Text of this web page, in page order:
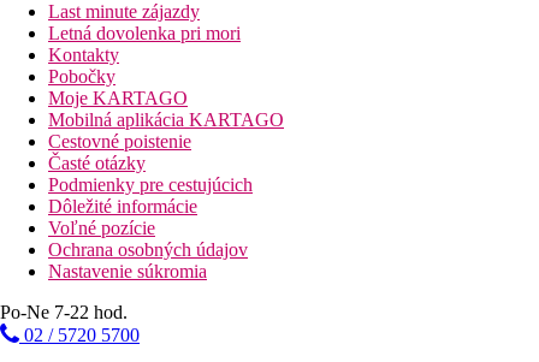
Last minute zájazdy
Letná dovolenka pri mori
Kontakty
Pobočky
Moje KARTAGO
Mobilná aplikácia KARTAGO
Cestovné poistenie
Časté otázky
Podmienky pre cestujúcich
Dôležité informácie
Voľné pozície
Ochrana osobných údajov
Nastavenie súkromia
Po-Ne 7-22 hod.
02 / 5720 5700